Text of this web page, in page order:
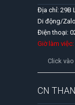
Địa chỉ: 29B
Di động/
Điện thoại:
Giờ làm
Click
CN